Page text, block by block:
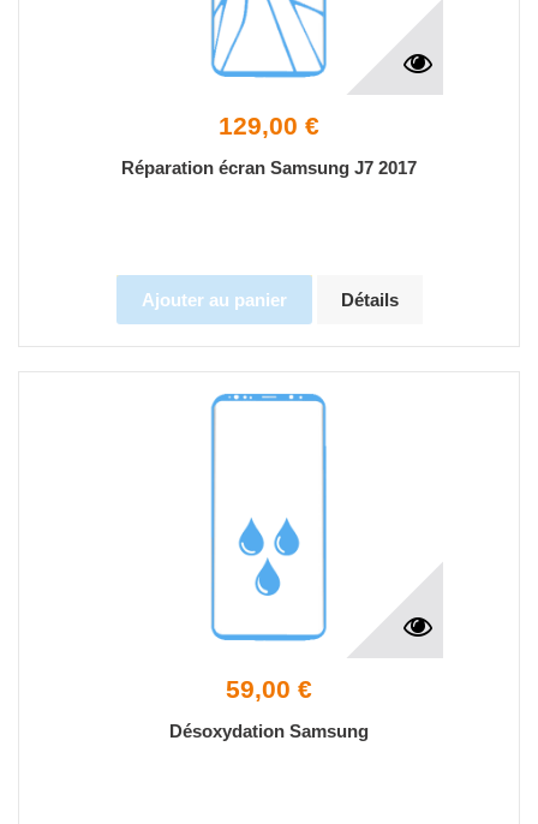
129,00 €
Réparation écran Samsung J7 2017
Ajouter au panier Détails
59,00 €
Désoxydation Samsung